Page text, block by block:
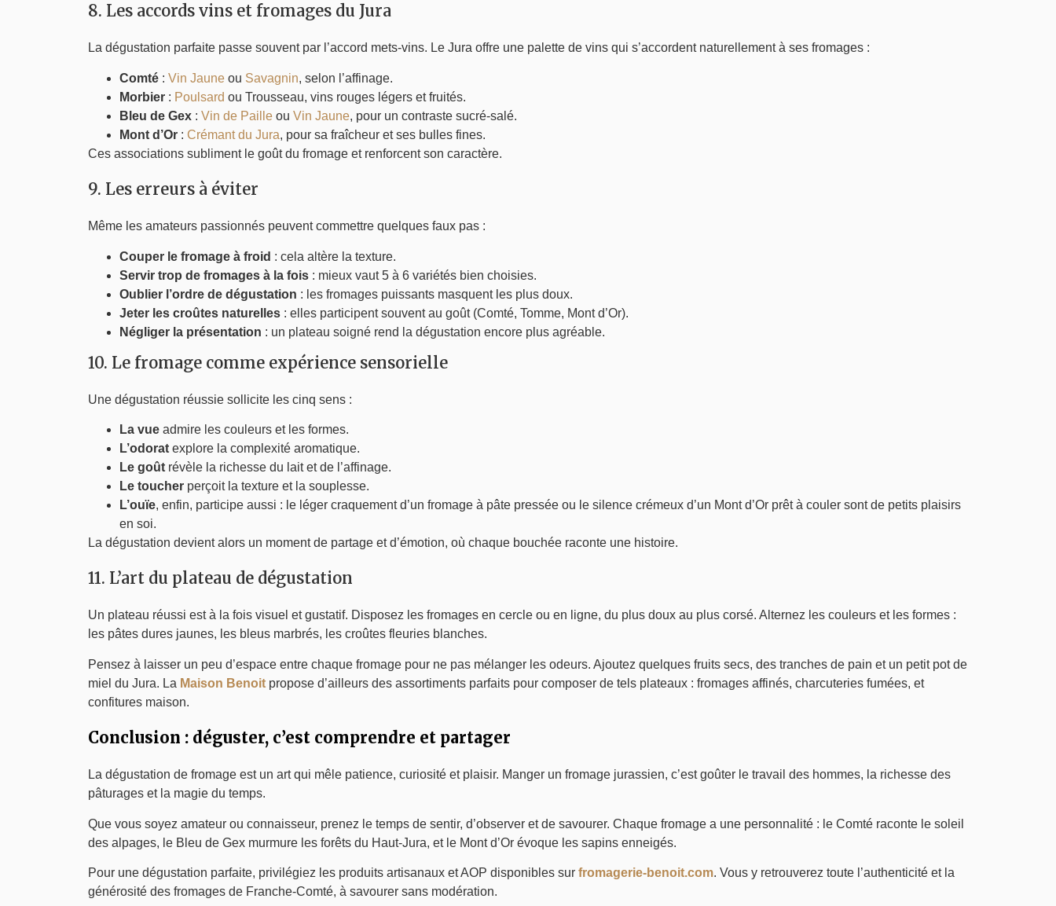
8. Les accords vins et fromages du Jura
La dégustation parfaite passe souvent par l’accord mets-vins. Le Jura offre une palette de vins qui s’accordent naturellement à ses fromages :
Comté : Vin Jaune ou Savagnin, selon l’affinage.
Morbier : Poulsard ou Trousseau, vins rouges légers et fruités.
Bleu de Gex : Vin de Paille ou Vin Jaune, pour un contraste sucré-salé.
Mont d’Or : Crémant du Jura, pour sa fraîcheur et ses bulles fines.
Ces associations subliment le goût du fromage et renforcent son caractère.
9. Les erreurs à éviter
Même les amateurs passionnés peuvent commettre quelques faux pas :
Couper le fromage à froid : cela altère la texture.
Servir trop de fromages à la fois : mieux vaut 5 à 6 variétés bien choisies.
Oublier l’ordre de dégustation : les fromages puissants masquent les plus doux.
Jeter les croûtes naturelles : elles participent souvent au goût (Comté, Tomme, Mont d’Or).
Négliger la présentation : un plateau soigné rend la dégustation encore plus agréable.
10. Le fromage comme expérience sensorielle
Une dégustation réussie sollicite les cinq sens :
La vue admire les couleurs et les formes.
L’odorat explore la complexité aromatique.
Le goût révèle la richesse du lait et de l’affinage.
Le toucher perçoit la texture et la souplesse.
L’ouïe, enfin, participe aussi : le léger craquement d’un fromage à pâte pressée ou le silence crémeux d’un Mont d’Or prêt à couler sont de petits plaisirs
en soi.
La dégustation devient alors un moment de partage et d’émotion, où chaque bouchée raconte une histoire.
11. L’art du plateau de dégustation
Un plateau réussi est à la fois visuel et gustatif. Disposez les fromages en cercle ou en ligne, du plus doux au plus corsé. Alternez les couleurs et les formes :
les pâtes dures jaunes, les bleus marbrés, les croûtes fleuries blanches.
Pensez à laisser un peu d’espace entre chaque fromage pour ne pas mélanger les odeurs. Ajoutez quelques fruits secs, des tranches de pain et un petit pot de
miel du Jura. La Maison Benoit propose d’ailleurs des assortiments parfaits pour composer de tels plateaux : fromages affinés, charcuteries fumées, et
confitures maison.
Conclusion : déguster, c’est comprendre et partager
La dégustation de fromage est un art qui mêle patience, curiosité et plaisir. Manger un fromage jurassien, c’est goûter le travail des hommes, la richesse des
pâturages et la magie du temps.
Que vous soyez amateur ou connaisseur, prenez le temps de sentir, d’observer et de savourer. Chaque fromage a une personnalité : le Comté raconte le soleil
des alpages, le Bleu de Gex murmure les forêts du Haut-Jura, et le Mont d’Or évoque les sapins enneigés.
Pour une dégustation parfaite, privilégiez les produits artisanaux et AOP disponibles sur fromagerie-benoit.com. Vous y retrouverez toute l’authenticité et la
générosité des fromages de Franche-Comté, à savourer sans modération.